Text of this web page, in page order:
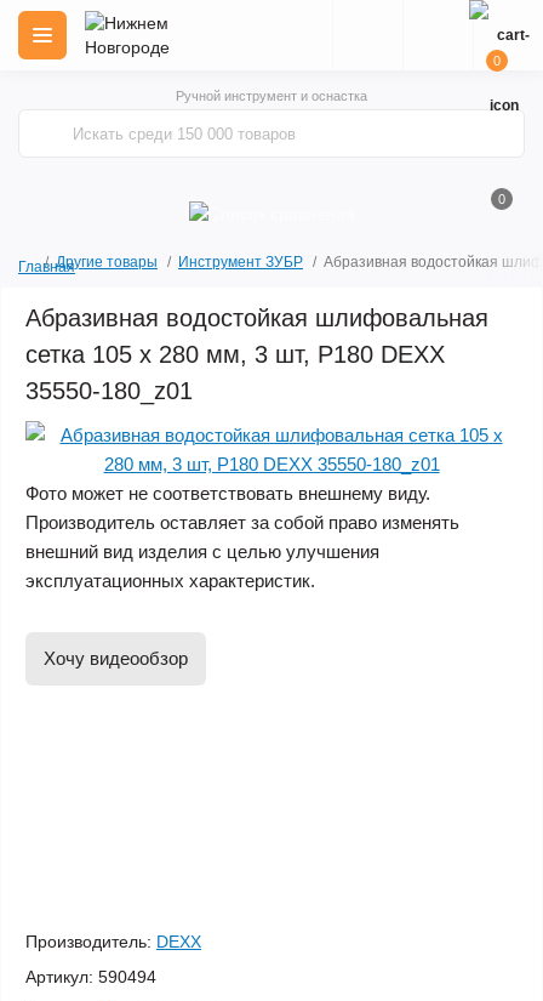
Ручной инструмент и оснастка
0
0
ГлавнаяДругие товары Инструмент ЗУБР Абразивная водостойкая
Абразивная водостойкая шлифовальная
сетка 105 х 280 мм, 3 шт, Р180 DEXX
35550-180_z01
Фото может не соответствовать внешнему виду.
Производитель оставляет за собой право изменять
внешний вид изделия с целью улучшения
эксплуатационных характеристик.
Хочу видеообзор
Производитель: DEXX
Артикул: 590494